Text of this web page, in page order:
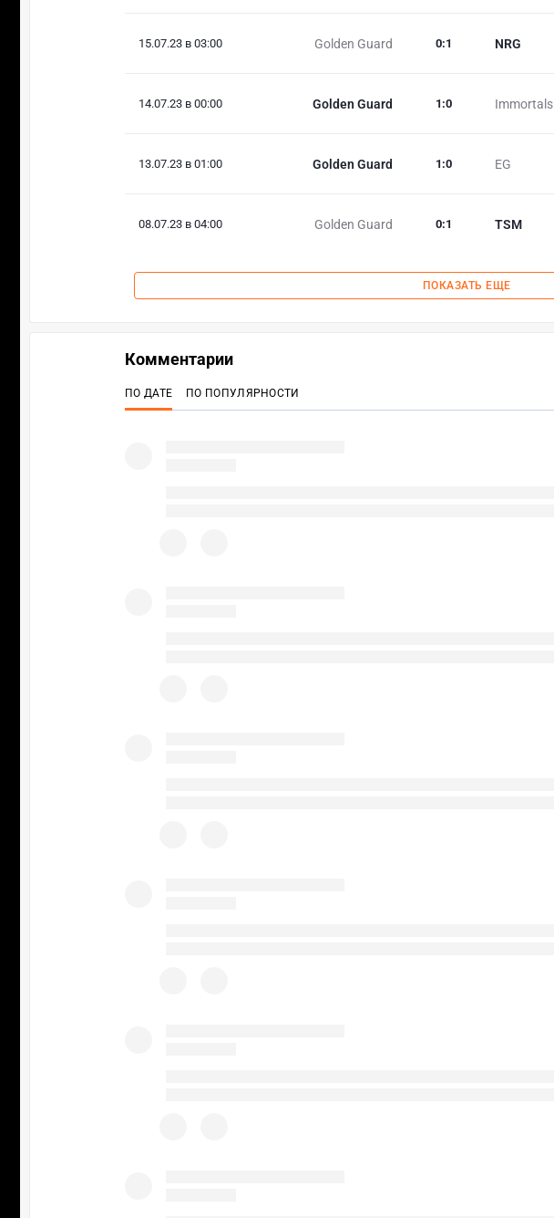
15.07.23 в 03:00 Golden Guard NRG
0:1
14.07.23 в 00:00 Golden Guard Immortals
1 :0
13.07.23 в 01:00 Golden Guard EG
1 :0
08.07.23 в 04:00 Golden Guard TSM
0:1
ПОКАЗАТЬ ЕЩЕ
Комментарии
ПО ДАТЕ ПО ПОПУЛЯРНОСТИ